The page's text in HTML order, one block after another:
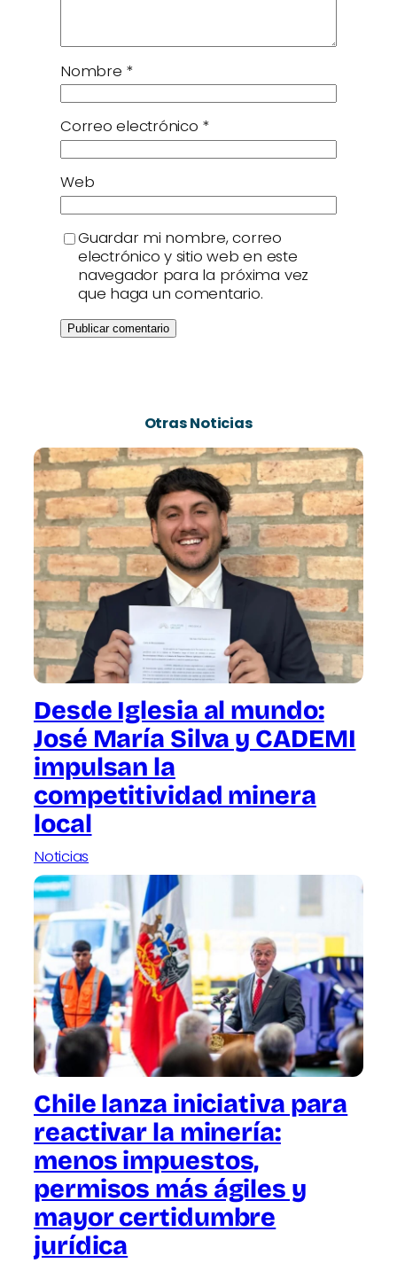
Nombre *
Correo electrónico *
Web
Guardar mi nombre, correo
electrónico y sitio web en este
navegador para la próxima vez
que haga un comentario.
Otras Noticias
Desde Iglesia al mundo:
José María Silva y CADEMI
impulsan la
competitividad minera
local
Noticias
Chile lanza iniciativa para
reactivar la minería:
menos impuestos,
permisos más ágiles y
mayor certidumbre
jurídica